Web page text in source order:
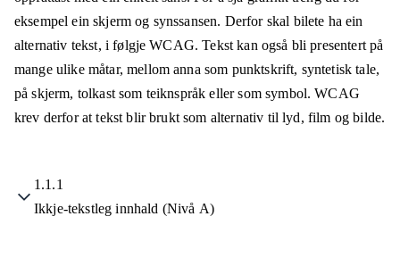
eksempel ein skjerm og synssansen. Derfor skal bilete ha ein
alternativ tekst, i følgje WCAG. Tekst kan også bli presentert på
mange ulike måtar, mellom anna som punktskrift, syntetisk tale,
på skjerm, tolkast som teiknspråk eller som symbol. WCAG
krev derfor at tekst blir brukt som alternativ til lyd, film og bilde.
1.1.1
Ikkje-tekstleg innhald (Nivå A)